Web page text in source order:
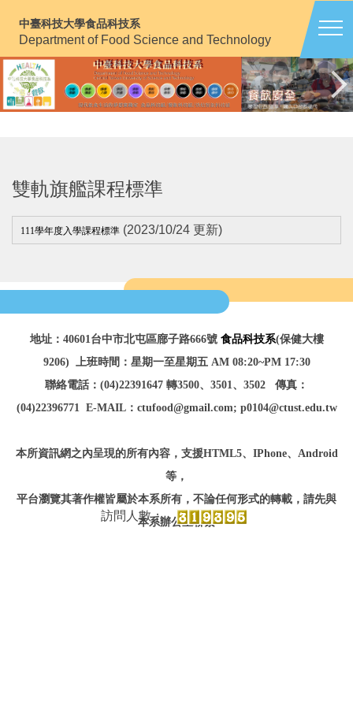
要
內
容
中臺科技大學食品科技系
Department of Food Science and Technology
雙軌旗艦課程標準
111學年度入學課程標準 (2023/10/24 更新)
地址：40601台中市北屯區廍子路666號 食品科技系(保健大樓
9206)
上班時間：星期一至星期五 AM 08:20~PM 17:30
聯絡電話：(04)22391647 轉3500、3501、3502 傳真：
(04)22396771 E-MAIL：ctufood@gmail.com; p0104@ctust.edu.tw
本所資訊網之內呈現的所有內容， 支援HTML5、IPhone、Android
等 ，
平台瀏覽其著作權皆屬於本系所有，不論任何形式的轉載，請先與
本系辦公室聯繫